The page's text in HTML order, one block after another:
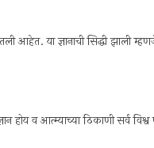
या ज्ञानाची सिद्धी झाली म्हणजे
होय व आत्म्याच्या ठिकाणी सर्व